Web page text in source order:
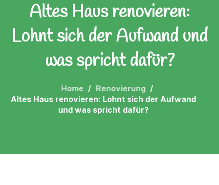
Altes Haus renovieren:
Lohnt sich der Aufwand und
was spricht dafür?
Home
Renovierung
Altes Haus renovieren: Lohnt sich der Aufwand
und was spricht dafür?